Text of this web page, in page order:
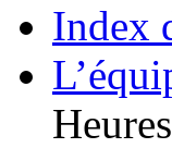
Index